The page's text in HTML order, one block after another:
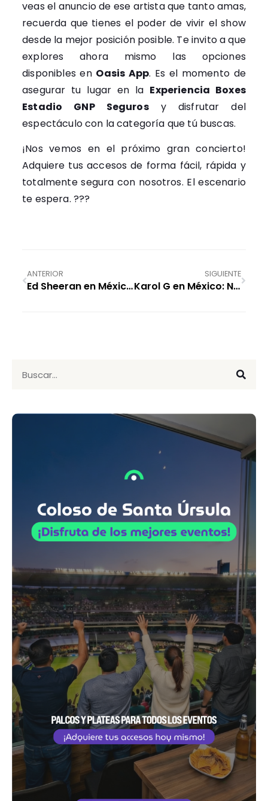
veas el anuncio de ese artista que tanto amas,
recuerda que tienes el poder de vivir el show
desde la mejor posición posible. Te invito a que
explores ahora mismo las opciones
disponibles en Oasis App. Es el momento de
asegurar tu lugar en la Experiencia Boxes
Estadio GNP Segurosy disfrutar del
espectáculo con la categoría que tú buscas.
¡Nos vemos en el próximo gran concierto!
Adquiere tus accesos de forma fácil, rápida y
totalmente segura con nosotros. El escenario
te espera. ???
ANTERIOR
Ed Sheeran en México: ¡Vive una noche mágica!
SIGUIENTE
Karol G en México: No te pierdas el concierto de «La Bichota» en 2026 ??